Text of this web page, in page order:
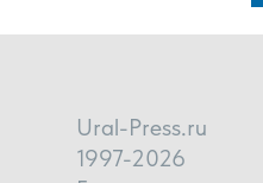
Ural-Press.ru
1997-2026